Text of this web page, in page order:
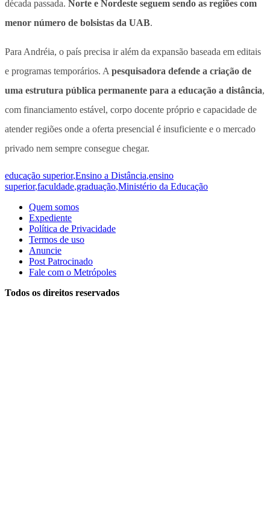
década passada. Norte e Nordeste seguem sendo as regiões com
menor número de bolsistas da UAB.
Para Andréia, o país precisa ir além da expansão baseada em editais
e programas temporários. A pesquisadora defende a criação de
uma estrutura pública permanente para a educação a distância,
com financiamento estável, corpo docente próprio e capacidade de
atender regiões onde a oferta presencial é insuficiente e o mercado
privado nem sempre consegue chegar.
educação superior,Ensino a Distância,ensino
superior,faculdade,graduação,Ministério da Educação
Quem somos
Expediente
Política de Privacidade
Termos de uso
Anuncie
Post Patrocinado
Fale com o Metrópoles
Todos os direitos reservados